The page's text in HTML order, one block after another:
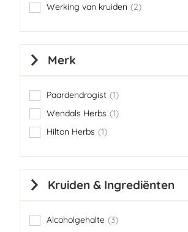
Werking van kruiden
2
items
Merk
Paardendrogist 1
item
Wendals Herbs
1
item
Hilton Herbs
1
item
Kruiden & Ingrediënten
Alcoholgehalte 3
items